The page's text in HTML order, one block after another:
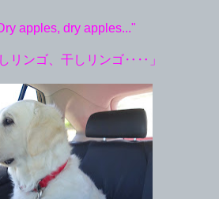
apples, dry apples..."
リンゴ、干しリンゴ‥‥」